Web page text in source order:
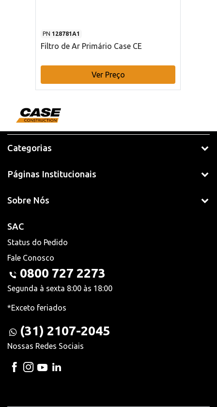
PN 128781A1
Filtro de Ar Primário Case CE
Ver Preço
Categorias
Páginas Institucionais
Sobre Nós
SAC
Status do Pedido
Fale Conosco
0800 727 2273
Segunda à sexta 8:00 às 18:00
*Exceto feriados
(31) 2107-2045
Nossas Redes Sociais